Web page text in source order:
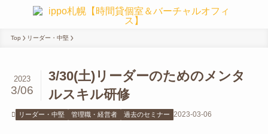
Top リーダー・中堅
3/30(土)リーダーのためのメンタ
ルスキル研修
2023
3/06
リーダー・中堅 管理職・経営者 過去のセミナー 2023-03-06